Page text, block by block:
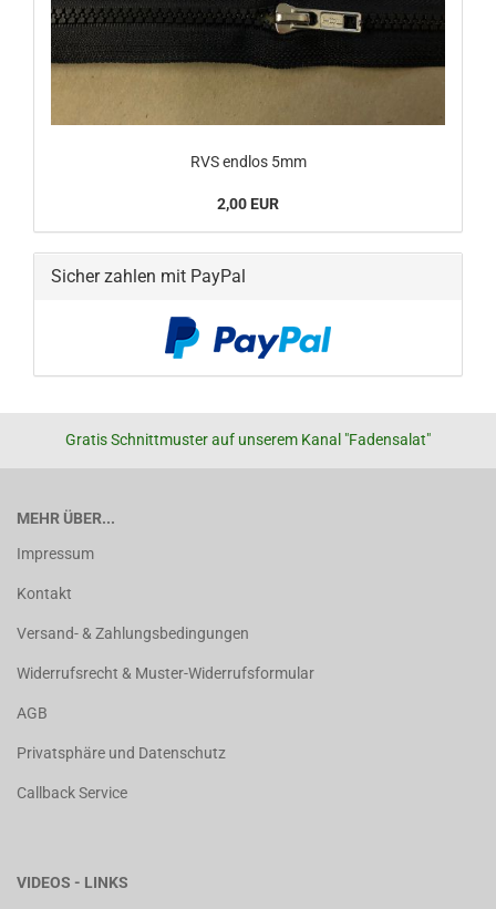
RVS endlos 5mm
2,00 EUR
Sicher zahlen mit PayPal
Gratis Schnittmuster auf unserem Kanal "Fadensalat"
MEHR ÜBER...
Impressum
Kontakt
Versand- & Zahlungsbedingungen
Widerrufsrecht & Muster-Widerrufsformular
AGB
Privatsphäre und Datenschutz
Callback Service
VIDEOS - LINKS